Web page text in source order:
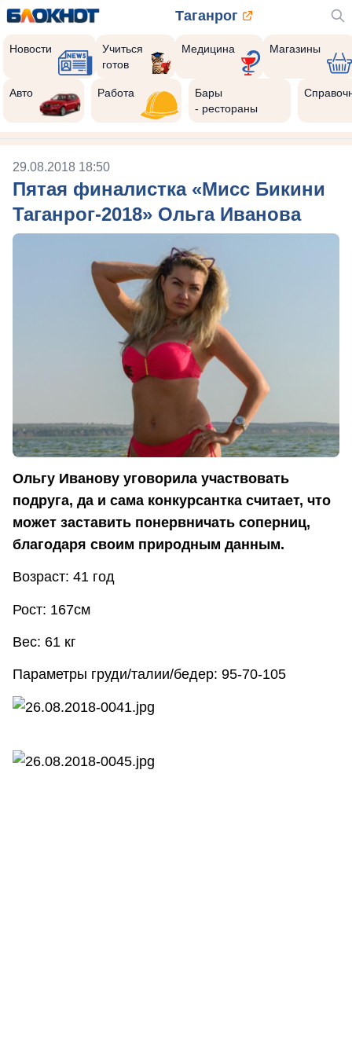
Таганрог
Новости
Учиться
готов
Медицина Магазины
Авто Работа
Бары
- рестораны
29.08.2018 18:50
Пятая финалистка «Мисс Бикини
Таганрог-2018» Ольга Иванова
Ольгу Иванову уговорила участвовать
подруга, да и сама конкурсантка считает, что
может заставить понервничать соперниц,
благодаря своим природным данным.
Возраст: 41 год
Рост: 167см
Вес: 61 кг
Параметры груди/талии/бедер: 95-70-105